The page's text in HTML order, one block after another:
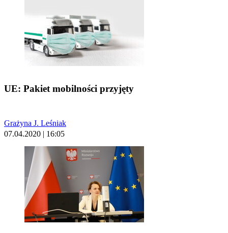
UE: Pakiet mobilności przyjęty
Grażyna J. Leśniak
07.04.2020 | 16:05